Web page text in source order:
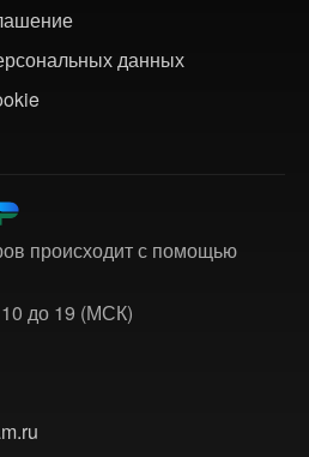
данных
происходит с помощью
до 19 (МСК)